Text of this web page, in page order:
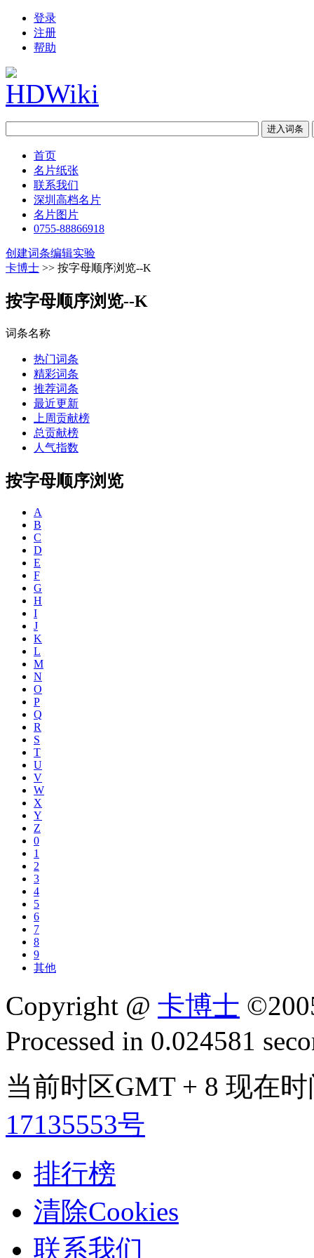
登录
注册
帮助
首页
名片纸张
联系我们
深圳高档名片
名片图片
0755-88866918
创建词条编辑实验
卡博士 >> 按字母顺序浏览--K
按字母顺序浏览--K
词条名称
热门词条
精彩词条
推荐词条
最近更新
上周贡献榜
总贡献榜
人气指数
按字母顺序浏览
A
B
C
D
E
F
G
H
I
J
K
L
M
N
O
P
Q
R
S
T
U
V
W
X
Y
Z
0
1
2
3
4
5
6
7
8
9
其他
Copyright @ 卡博士
Processed in 0.024581
当前时区GMT + 8 现在
17135553号
排行榜
清除Cookies
联系我们